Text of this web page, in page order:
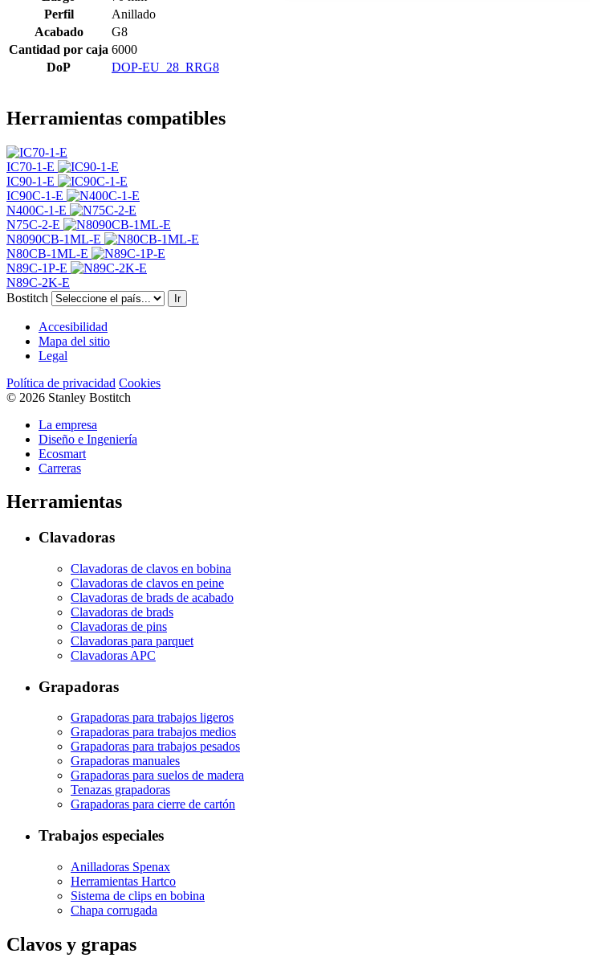
Perfil
Anillado
Acabado
G8
Cantidad por caja 6000
DoP
DOP-EU_28_RRG8
Herramientas compatibles
IC70-1-E
IC90-1-E
IC90C-1-E
N400C-1-E
N75C-2-E
N8090CB-1ML-E
N80CB-1ML-E
N89C-1P-E
N89C-2K-E
Bostitch
Ir
Accesibilidad
Mapa del sitio
Legal
Política de privacidad Cookies
© 2026 Stanley Bostitch
La empresa
Diseño e Ingeniería
Ecosmart
Carreras
Herramientas
Clavadoras
Clavadoras de clavos en bobina
Clavadoras de clavos en peine
Clavadoras de brads de acabado
Clavadoras de brads
Clavadoras de pins
Clavadoras para parquet
Clavadoras APC
Grapadoras
Grapadoras para trabajos ligeros
Grapadoras para trabajos medios
Grapadoras para trabajos pesados
Grapadoras manuales
Grapadoras para suelos de madera
Tenazas grapadoras
Grapadoras para cierre de cartón
Trabajos especiales
Anilladoras Spenax
Herramientas Hartco
Sistema de clips en bobina
Chapa corrugada
Clavos y grapas